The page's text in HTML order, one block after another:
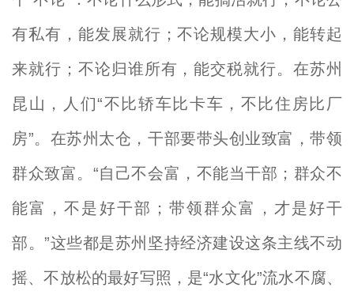
有私有，能发展就行；不论规模大小，能转起
来就行；不论归谁所有，能交税就行。在苏州
昆山，人们“不比轿车比卡车，不比住房比厂
房”。在苏州太仓，干部要带头创业致富，带领
群众致富。“自己不会富，不能当干部；群众不
能富，不是好干部；带领群众富，才是好干
部。”这些都是苏州坚持经济建设这条主线不动
摇、不放松的最好写照，是“水文化”流水不腐、